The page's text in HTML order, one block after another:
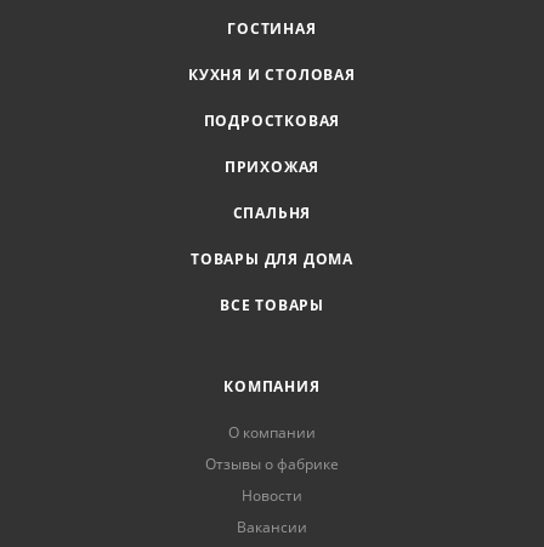
ГОСТИНАЯ
КУХНЯ И СТОЛОВАЯ
ПОДРОСТКОВАЯ
ПРИХОЖАЯ
СПАЛЬНЯ
ТОВАРЫ ДЛЯ ДОМА
ВСЕ ТОВАРЫ
КОМПАНИЯ
О компании
Отзывы о фабрике
Новости
Вакансии